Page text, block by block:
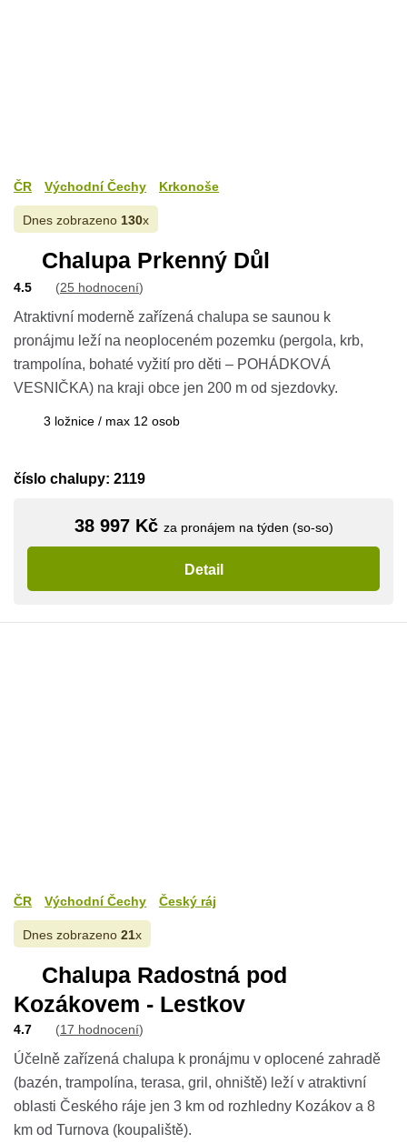
ČR Východní Čechy Krkonoše
Dnes zobrazeno 130x
Chalupa Prkenný Důl
4.5 (25 hodnocení)
Atraktivní moderně zařízená chalupa se saunou k
pronájmu leží na neoploceném pozemku (pergola, krb,
trampolína, bohaté vyžití pro děti – POHÁDKOVÁ
VESNIČKA) na kraji obce jen 200 m od sjezdovky.
3 ložnice / max 12 osob
číslo chalupy: 2119
38 997 Kč za pronájem na týden (so-so)
Detail
ČR Východní Čechy Český ráj
Dnes zobrazeno 21x
Chalupa Radostná pod
Kozákovem - Lestkov
4.7 (17 hodnocení)
Účelně zařízená chalupa k pronájmu v oplocené zahradě
(bazén, trampolína, terasa, gril, ohniště) leží v atraktivní
oblasti Českého ráje jen 3 km od rozhledny Kozákov a 8
km od Turnova (koupaliště).